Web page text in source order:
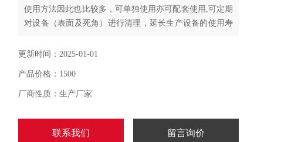
使用方法因此也比较多，可单独使用亦可配套使用,可定期
对设备（表面及死角）进行清理，延长生产设备的使用寿
表面光滑，易于反吹，快速法兰接头更换快捷
更新时间：2025-01-01
产品价格：1500
厂商性质：生产厂家
联系我们 留言询价